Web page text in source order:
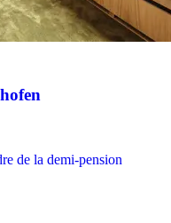
de la demi-pension